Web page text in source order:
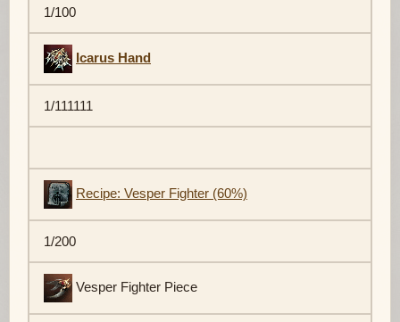
1/100
Icarus Hand
1/111111
Recipe: Vesper Fighter (60%)
1/200
Vesper Fighter Piece